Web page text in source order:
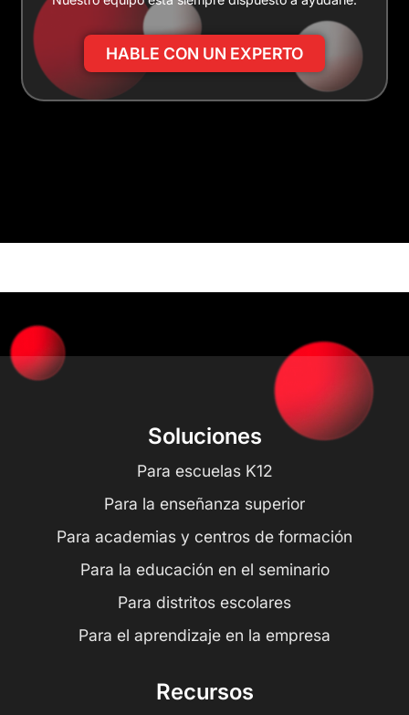
HABLE CON UN EXPERTO
Soluciones
Para escuelas K12
Para la enseñanza superior
Para academias y centros de formación
Para la educación en el seminario
Para distritos escolares
Para el aprendizaje en la empresa
Recursos